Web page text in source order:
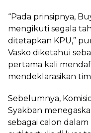
“Pada prinsipnya,
mengikuti segala
ditetapkan KPU,”
Vasko diketahui
pertama kali
mendeklarasikan
Sebelumnya,
Syakban
sebagai calon